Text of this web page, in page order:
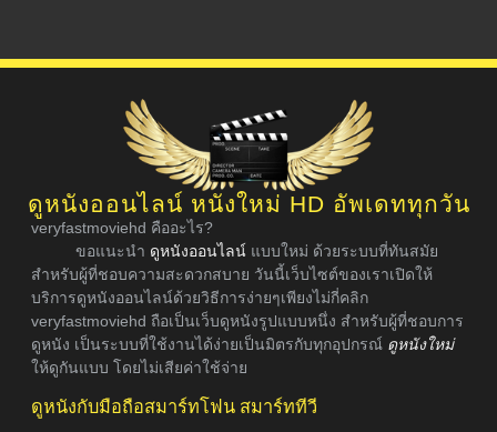
ดูหนังออนไลน์ หนังใหม่ HD อัพเดททุกวัน
veryfastmoviehd คืออะไร?
ขอแนะนำ ดูหนังออนไลน์ แบบใหม่ ด้วยระบบที่ทันสมัย
สำหรับผู้ที่ชอบความสะดวกสบาย วันนี้เว็บไซต์ของเราเปิดให้
บริการดูหนังออนไลน์ด้วยวิธีการง่ายๆเพียงไม่กี่คลิก
veryfastmoviehd ถือเป็นเว็บดูหนังรูปแบบหนึ่ง สำหรับผู้ที่ชอบการ
ดูหนัง เป็นระบบที่ใช้งานได้ง่ายเป็นมิตรกับทุกอุปกรณ์ ดูหนังใหม่
ให้ดูกันแบบ โดยไม่เสียค่าใช้จ่าย
ดูหนังกับมือถือสมาร์ทโฟน สมาร์ททีวี